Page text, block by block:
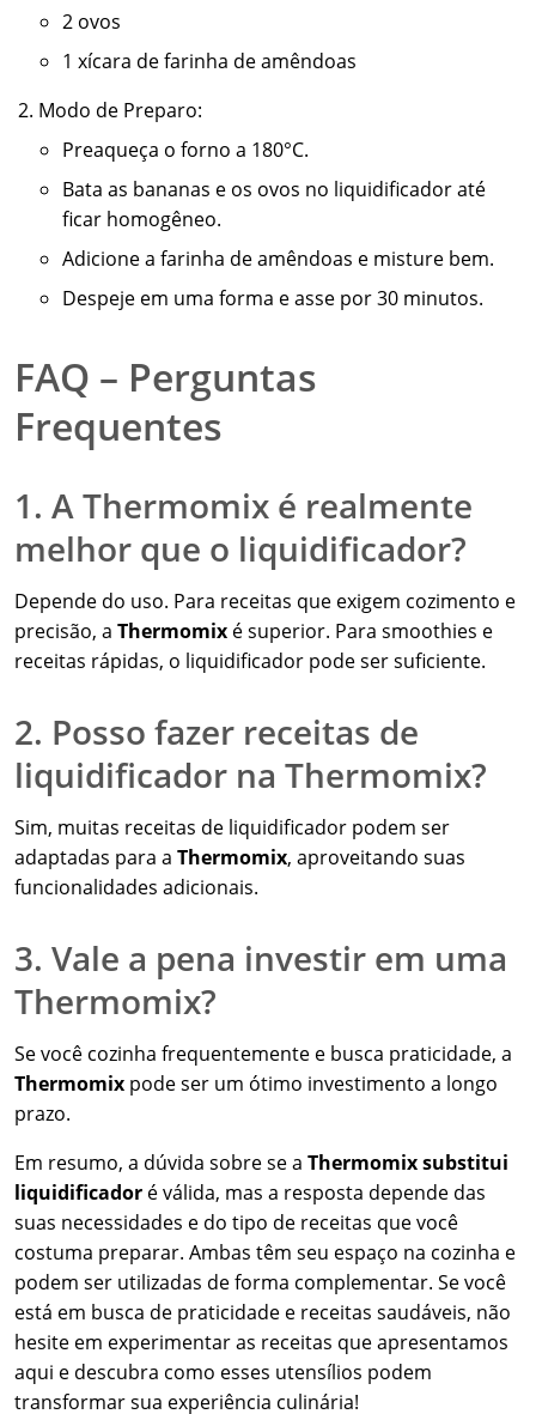
2 ovos
1 xícara de farinha de amêndoas
Modo de Preparo:
Preaqueça o forno a 180°C.
Bata as bananas e os ovos no liquidificador até
ficar homogêneo.
Adicione a farinha de amêndoas e misture bem.
Despeje em uma forma e asse por 30 minutos.
FAQ – Perguntas
Frequentes
1. A Thermomix é realmente
melhor que o liquidificador?
Depende do uso. Para receitas que exigem cozimento e
precisão, a Thermomix é superior. Para smoothies e
receitas rápidas, o liquidificador pode ser suficiente.
2. Posso fazer receitas de
liquidificador na Thermomix?
Sim, muitas receitas de liquidificador podem ser
adaptadas para a Thermomix, aproveitando suas
funcionalidades adicionais.
3. Vale a pena investir em uma
Thermomix?
Se você cozinha frequentemente e busca praticidade, a
Thermomix pode ser um ótimo investimento a longo
prazo.
Em resumo, a dúvida sobre se a Thermomix substitui
liquidificador é válida, mas a resposta depende das
suas necessidades e do tipo de receitas que você
costuma preparar. Ambas têm seu espaço na cozinha e
podem ser utilizadas de forma complementar. Se você
está em busca de praticidade e receitas saudáveis, não
hesite em experimentar as receitas que apresentamos
aqui e descubra como esses utensílios podem
transformar sua experiência culinária!